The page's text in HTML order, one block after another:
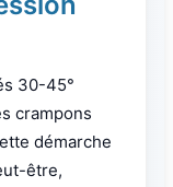
30-45°
crampons
démarche
être,